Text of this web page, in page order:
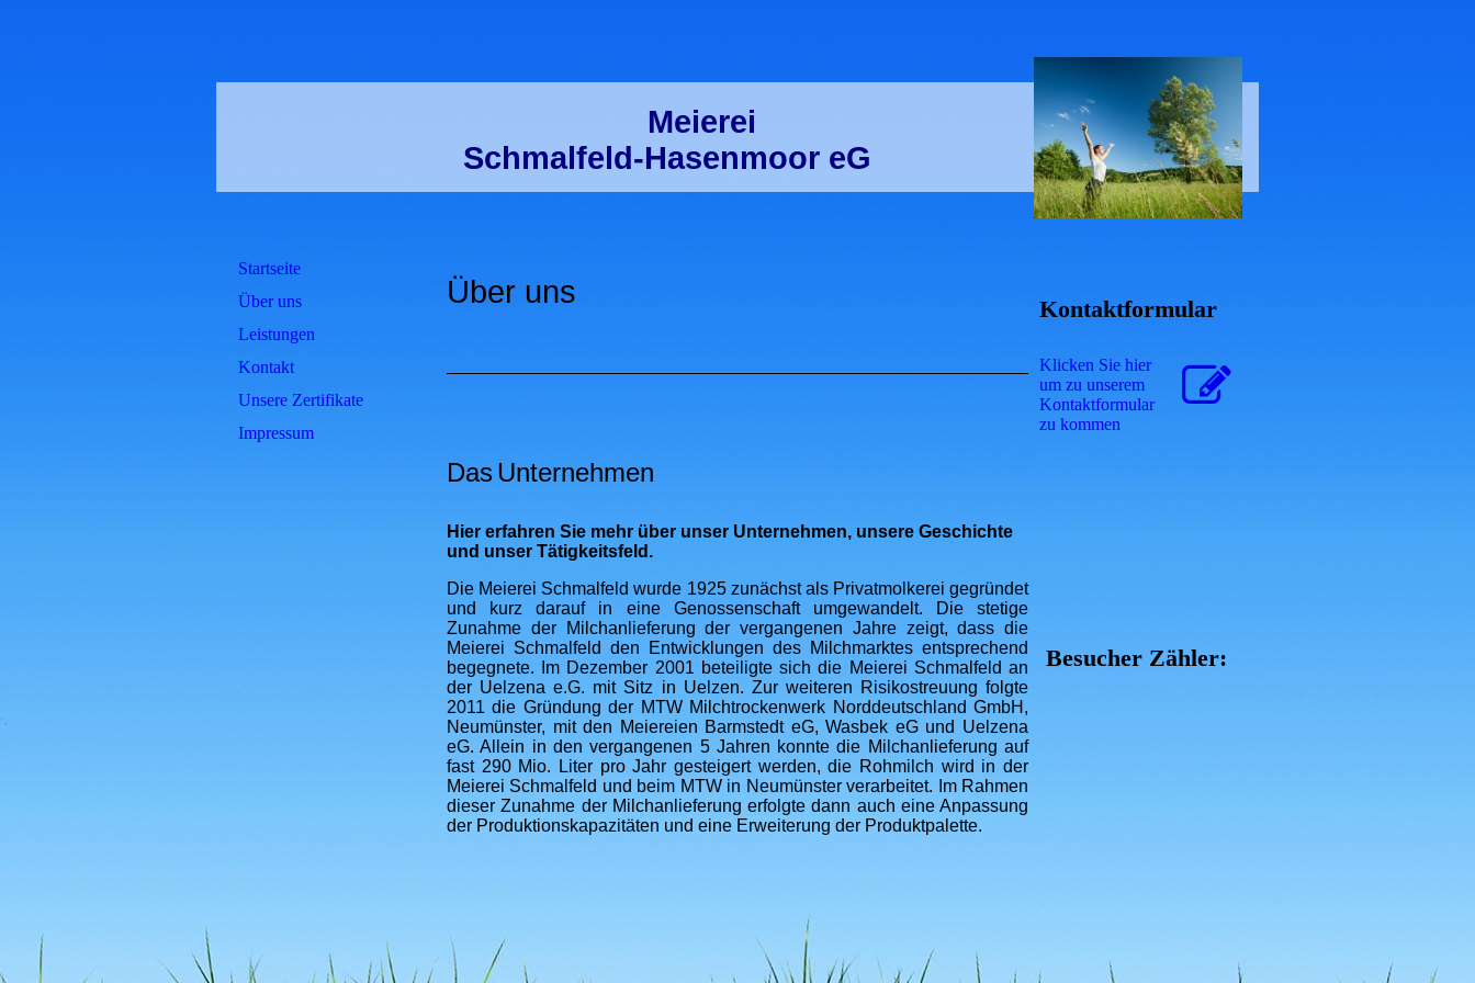
Meierei
Schmalfeld-Hasenmoor eG
Startseite
Über uns
Leistungen
Kontakt
Unsere Zertifikate
Impressum
Über uns
DasUnternehmen
Hier erfahren Sie mehr über unser Unternehmen, unsere Geschichte
und unser Tätigkeitsfeld.
Die Meierei Schmalfeld wurde 1925 zunächst als Privatmolkerei gegründet
und kurz darauf in eine Genossenschaft umgewandelt. Die stetige
Zunahme der Milchanlieferung der vergangenen Jahre zeigt, dass die
Meierei Schmalfeld den Entwicklungen des Milchmarktes entsprechend
begegnete. Im Dezember 2001 beteiligte sich die Meierei Schmalfeld an
der Uelzena e.G. mit Sitz in Uelzen. Zur weiteren Risikostreuung folgte
2011 die Gründung der MTW Milchtrockenwerk Norddeutschland GmbH,
Neumünster, mit den Meiereien Barmstedt eG, Wasbek eG und Uelzena
eG. Allein in den vergangenen 5 Jahren konnte die Milchanlieferung auf
fast 290 Mio. Liter pro Jahr gesteigert werden, die Rohmilch wird in der
Meierei Schmalfeld und beim MTW in Neumünster verarbeitet. Im Rahmen
dieser Zunahme der Milchanlieferung erfolgte dann auch eine Anpassung
der Produktionskapazitäten und eine Erweiterung der Produktpalette.
Kontaktformular
Klicken Sie hier
um zu unserem
Kon­takt­for­mu­lar
zu kommen
Besucher Zähler: